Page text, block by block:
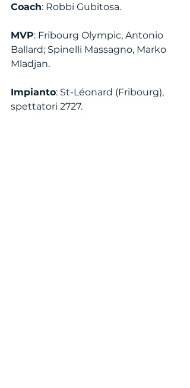
Coach: Robbi Gubitosa.
MVP: Fribourg Olympic, Antonio
Ballard; Spinelli Massagno, Marko
Mladjan.
Impianto: St-Léonard (Fribourg),
spettatori 2727.